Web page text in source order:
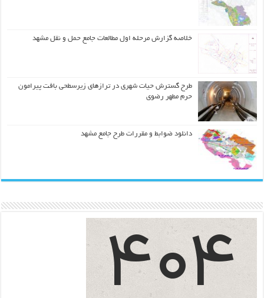
خلاصه گزارش مرحله اول مطالعات جامع حمل و نقل مشهد
طرح گسترش حیات شهري در ترازهاي زیرسطحی بافت پیرامون
حرم مطهر رضوي
دانلود ضوابط و مقررات طرح جامع مشهد